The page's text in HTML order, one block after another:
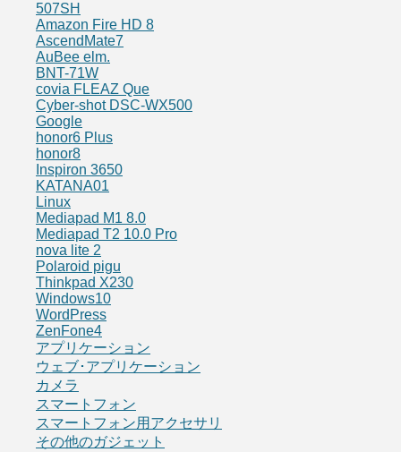
507SH
Amazon Fire HD 8
AscendMate7
AuBee elm.
BNT-71W
covia FLEAZ Que
Cyber-shot DSC-WX500
Google
honor6 Plus
honor8
Inspiron 3650
KATANA01
Linux
Mediapad M1 8.0
Mediapad T2 10.0 Pro
nova lite 2
Polaroid pigu
Thinkpad X230
Windows10
WordPress
ZenFone4
アプリケーション
ウェブ･アプリケーション
カメラ
スマートフォン
スマートフォン用アクセサリ
その他のガジェット